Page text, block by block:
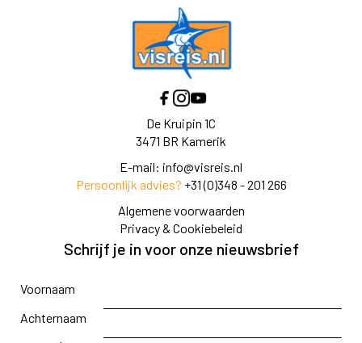
De Kruipin 1C
3471 BR Kamerik
E-mail: info@visreis.nl
Persoonlijk advies? +31 (0)348 - 201 266
Algemene voorwaarden
Privacy & Cookiebeleid
Schrijf je in voor onze nieuwsbrief
Voornaam
Achternaam